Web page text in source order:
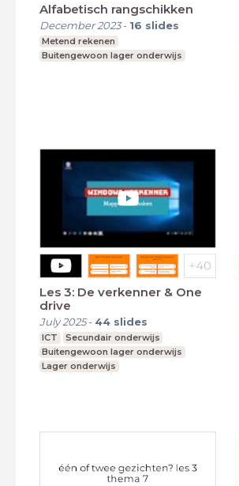
Alfabetisch rangschikken
December 2023- 16 slides
Metend rekenen
Buitengewoon lager onderwijs
Les 3: De verkenner & One
drive
July 2025- 44 slides
ICT
Secundair onderwijs
Buitengewoon lager onderwijs
Lager onderwijs